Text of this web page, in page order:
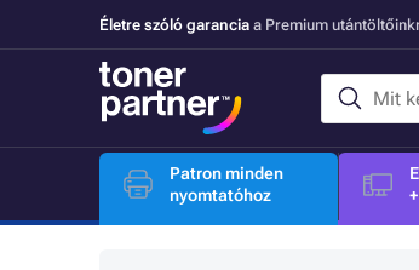
Életre szóló garancia a Premium
Patron minden
nyomtatóhoz